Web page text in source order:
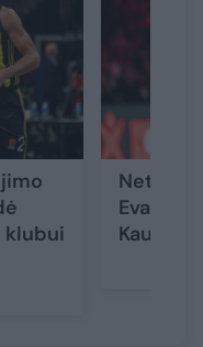
klubui
Netikėta
Kauno